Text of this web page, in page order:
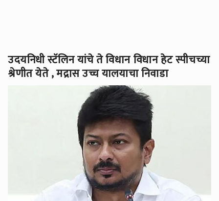
उदयनिधी स्टॅलिन यांचे ते विधान विधान हेट स्पीचच्या
श्रेणीत येते , मद्रास उच्च यालयाचा निवाडा